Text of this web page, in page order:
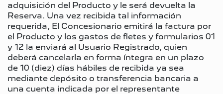
adquisición del Producto y le será devuelta la
Reserva. Una vez recibida tal información
requerida, El Concesionario emitirá la factura por
el Producto y los gastos de fletes y formularios 01
y 12 la enviará al Usuario Registrado, quien
deberá cancelarla en forma íntegra en un plazo
de 10 (diez) días hábiles de recibida ya sea
mediante depósito o transferencia bancaria a
una cuenta indicada por el representante